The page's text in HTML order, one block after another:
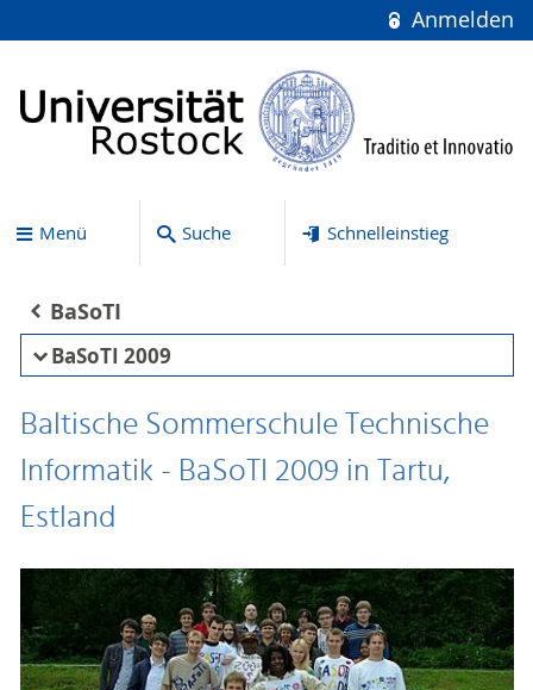
Anmelden
Menü Suche Schnelleinstieg
BaSoTI
BaSoTI 2009
Baltische Sommerschule Technische
Informatik - BaSoTI 2009 in Tartu,
Estland